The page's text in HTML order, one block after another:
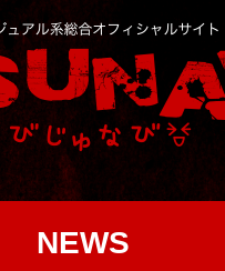
NEWS